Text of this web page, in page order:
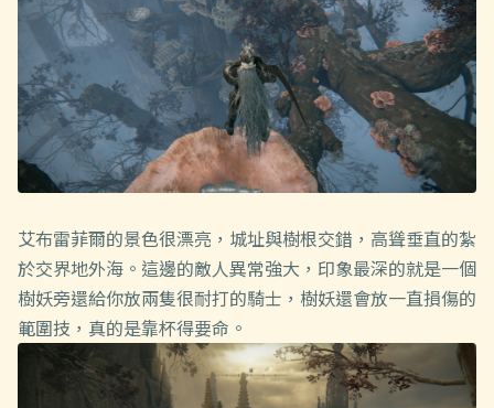
艾布雷菲爾的景色很漂亮，城址與樹根交錯，高聳垂直的紮
於交界地外海。這邊的敵人異常強大，印象最深的就是一個
樹妖旁還給你放兩隻很耐打的騎士，樹妖還會放一直損傷的
範圍技，真的是靠杯得要命。